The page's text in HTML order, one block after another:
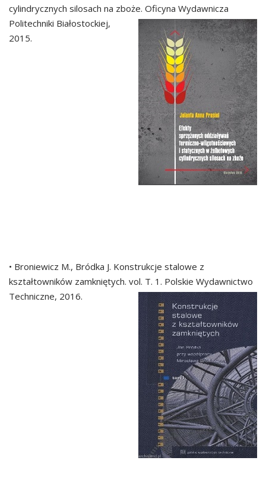
cylindrycznych silosach na zboże. Oficyna Wydawnicza
Politechniki Białostockiej,
2015.
• Broniewicz M., Bródka J. Konstrukcje stalowe z
kształtowników zamkniętych. vol. T. 1. Polskie Wydawnictwo
Techniczne, 2016.